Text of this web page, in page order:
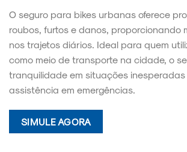
O seguro para bikes urbanas oferece
roubos, furtos e danos, proporcionando
nos trajetos diários. Ideal para quem
como meio de transporte na cidade, o
tranquilidade em situações inesperadas
assistência em emergências.
SIMULE AGORA